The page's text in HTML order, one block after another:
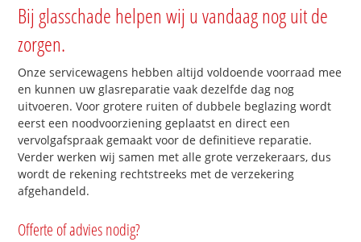
Bij glasschade helpen wij u vandaag nog uit de
zorgen.
Onze servicewagens hebben altijd voldoende voorraad mee
en kunnen uw glasreparatie vaak dezelfde dag nog
uitvoeren. Voor grotere ruiten of dubbele beglazing wordt
eerst een noodvoorziening geplaatst en direct een
vervolgafspraak gemaakt voor de definitieve reparatie.
Verder werken wij samen met alle grote verzekeraars, dus
wordt de rekening rechtstreeks met de verzekering
afgehandeld.
Offerte of advies nodig?